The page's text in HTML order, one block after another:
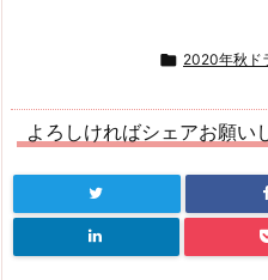
 2020年秋ド
よろしければシェアお願い